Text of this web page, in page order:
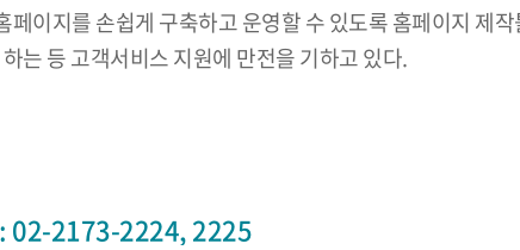
이지를 손쉽게 구축하고 운영할 수 있도록 홈페이지 제
는 등 고객서비스 지원에 만전을 기하고 있다.
: 02-2173-2224, 2225